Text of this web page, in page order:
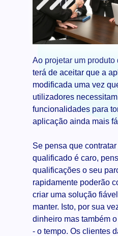
Ao projetar um
terá de aceitar que a
modificada uma vez
utilizadores
funcionalidades para
aplicação ainda mais
Se pensa que
qualificado é caro,
qualificações o seu
rapidamente poderão
criar uma solução
manter. Isto, por sua
dinheiro mas também
- o tempo. Os clientes